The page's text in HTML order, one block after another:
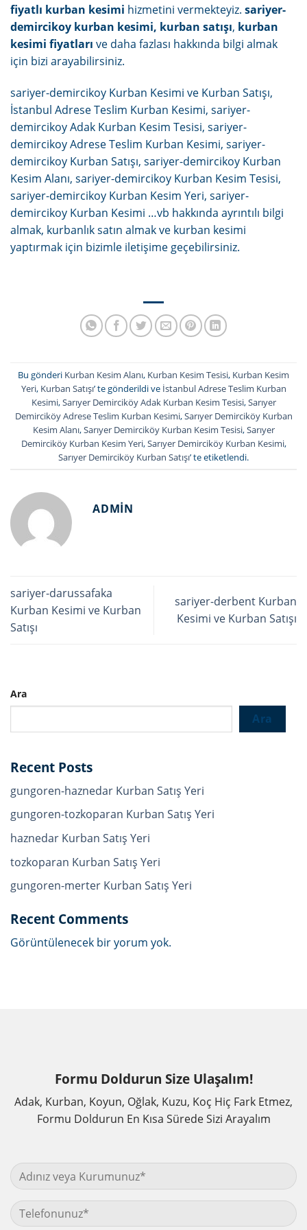
fiyatlı kurban kesimi hizmetini vermekteyiz. sariyer-
demircikoy kurban kesimi, kurban satışı, kurban
kesimi fiyatları ve daha fazlası hakkında bilgi almak
için bizi arayabilirsiniz.
sariyer-demircikoy Kurban Kesimi ve Kurban Satışı,
İstanbul Adrese Teslim Kurban Kesimi, sariyer-
demircikoy Adak Kurban Kesim Tesisi, sariyer-
demircikoy Adrese Teslim Kurban Kesimi, sariyer-
demircikoy Kurban Satışı, sariyer-demircikoy Kurban
Kesim Alanı, sariyer-demircikoy Kurban Kesim Tesisi,
sariyer-demircikoy Kurban Kesim Yeri, sariyer-
demircikoy Kurban Kesimi …vb hakkında ayrıntılı bilgi
almak, kurbanlık satın almak ve kurban kesimi
yaptırmak için bizimle iletişime geçebilirsiniz.
Bu gönderi Kurban Kesim Alanı, Kurban Kesim Tesisi, Kurban Kesim
Yeri, Kurban Satışı’ te gönderildi ve İstanbul Adrese Teslim Kurban
Kesimi,Sarıyer Demirciköy Adak Kurban Kesim Tesisi,Sarıyer
Demirciköy Adrese Teslim Kurban Kesimi,Sarıyer Demirciköy Kurban
Kesim Alanı,Sarıyer Demirciköy Kurban Kesim Tesisi,Sarıyer
Demirciköy Kurban Kesim Yeri,Sarıyer Demirciköy Kurban Kesimi,
Sarıyer Demirciköy Kurban Satışı’ te etiketlendi.
ADMIN
sariyer-darussafaka
Kurban Kesimi ve Kurban
Satışı
sariyer-derbent Kurban
Kesimi ve Kurban Satışı
Ara
Ara
Recent Posts
gungoren-haznedar Kurban Satış Yeri
gungoren-tozkoparan Kurban Satış Yeri
haznedar Kurban Satış Yeri
tozkoparan Kurban Satış Yeri
gungoren-merter Kurban Satış Yeri
Recent Comments
Görüntülenecek bir yorum yok.
Formu Doldurun Size Ulaşalım!
Adak, Kurban, Koyun, Oğlak, Kuzu, Koç Hiç Fark Etmez,
Formu Doldurun En Kısa Sürede Sizi Arayalım